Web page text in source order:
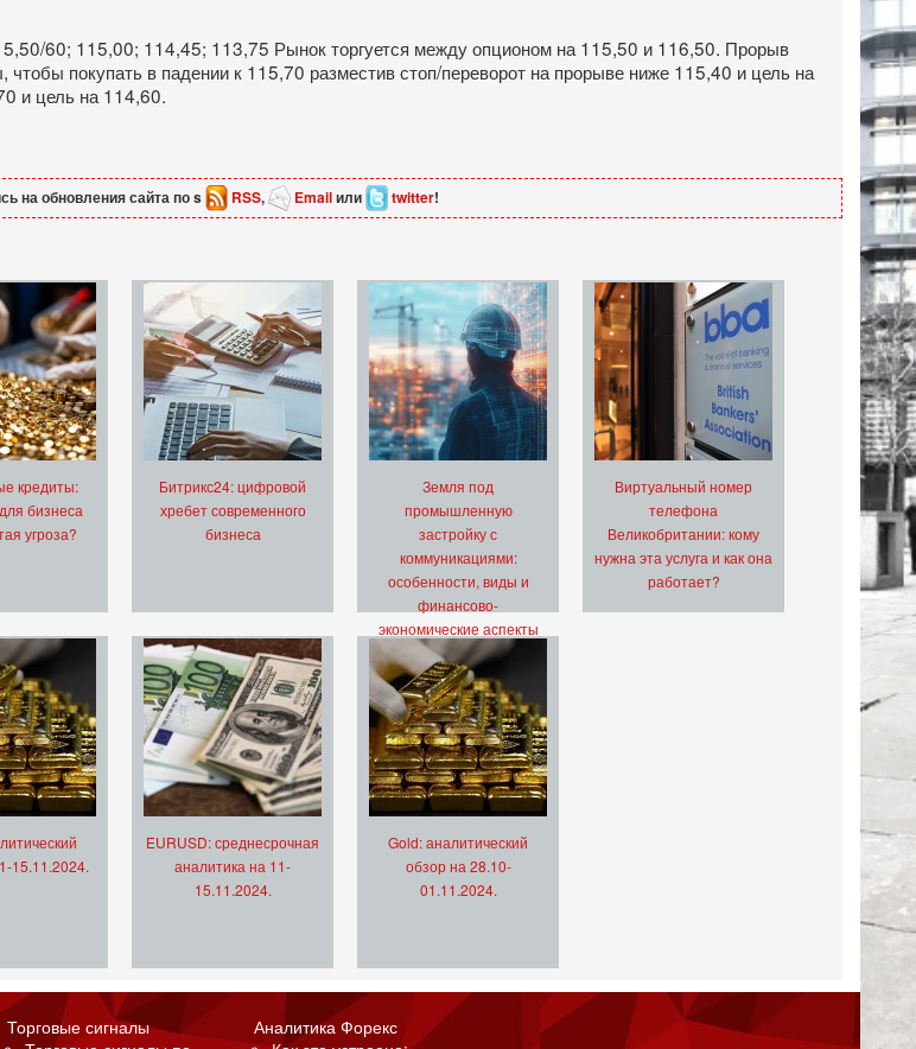
60; 115,00; 114,45; 113,75 Рынок торгуется между опционом на 115,50 и 116,50. Прорыв
покупать в падении к 115,70 разместив стоп/переворот на прорыве ниже 115,40 и цель на
и цель на 114,60.
на обновления сайта по s RSS, Emailили twitter!
кредиты:
бизнеса
угроза?
Битрикс24: цифровой
хребет современного
бизнеса
Земля под
промышленную
застройку с
коммуникациями:
особенности, виды и
финансово-
экономические аспекты
Виртуальный номер
телефона
Великобритании: кому
нужна эта услуга и как она
работает?
15.11.2024.
EURUSD: среднесрочная
аналитика на 11-
15.11.2024.
Gold: аналитический
обзор на 28.10-
01.11.2024.
Торговые сигналы
Аналитика Форекс